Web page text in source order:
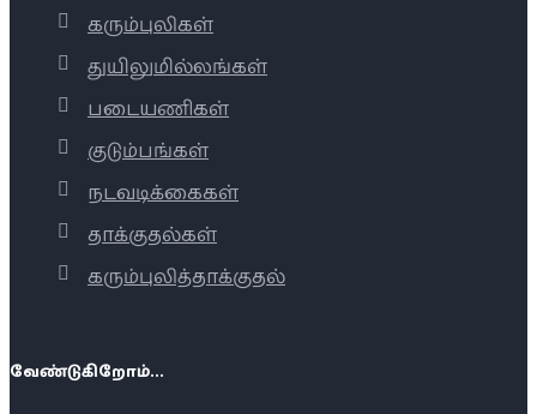
கரும்புலிகள்
துயிலுமில்லங்கள்
படையணிகள்
குடும்பங்கள்
நடவடிக்கைகள்
தாக்குதல்கள்
கரும்புலித்தாக்குதல்
வேண்டுகிறோம்...